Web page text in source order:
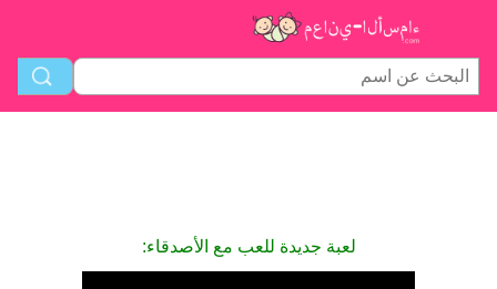
لعبة جديدة للعب مع الأصدقاء: